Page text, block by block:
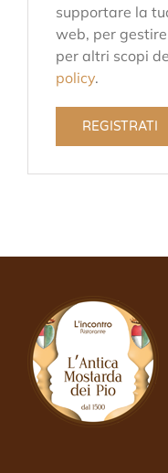
supportare la
web, per
per altri scopi
policy.
REGISTRATI